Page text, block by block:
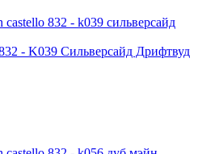
- K039 Сильверсайд Дрифтвуд